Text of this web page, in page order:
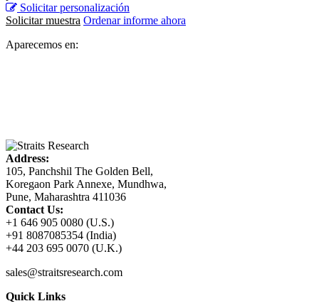
Solicitar personalización
Solicitar muestra Ordenar informe ahora
Aparecemos en:
Address:
105, Panchshil The Golden Bell,
Koregaon Park Annexe, Mundhwa,
Pune, Maharashtra 411036
Contact Us:
+1 646 905 0080 (U.S.)
+91 8087085354 (India)
+44 203 695 0070 (U.K.)
sales@straitsresearch.com
Quick Links